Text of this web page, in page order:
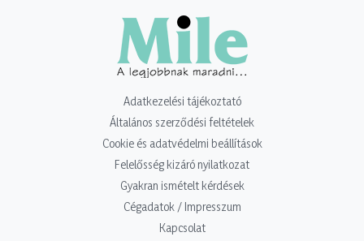
Adatkezelési tájékoztató
Általános szerződési feltételek
Cookie és adatvédelmi beállítások
Felelősség kizáró nyilatkozat
Gyakran ismételt kérdések
Cégadatok / Impresszum
Kapcsolat